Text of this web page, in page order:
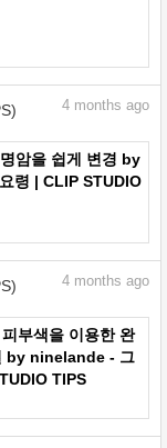
4 months ago
암을 쉽게 변경 by
령 | CLIP STUDIO
4 months ago
부색을 이용한 완
by ninelande - 그
TIPS